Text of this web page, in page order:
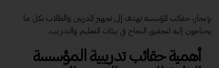
بإيجاز، حقائب المؤسسة تهدف إلى تجهيز المدربين والطلاب بكل ما
يحتاجون إليه لتحقيق النجاح في بيئات التعليم والتدريب.
أهمية حقائب تدريبية المؤسسة